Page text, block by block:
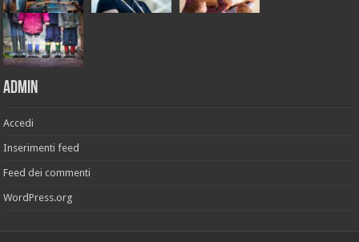
Admin
Accedi
Inserimenti feed
Feed dei commenti
WordPress.org